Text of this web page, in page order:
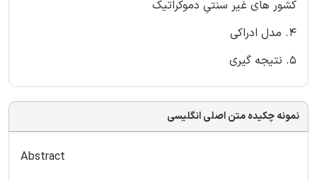
کشور های غیر سنتیِ دموکراتیک
4. مدل ادراکی
5. نتیجه گیری
نمونه چکیده متن اصلی انگلیسی
Abstract